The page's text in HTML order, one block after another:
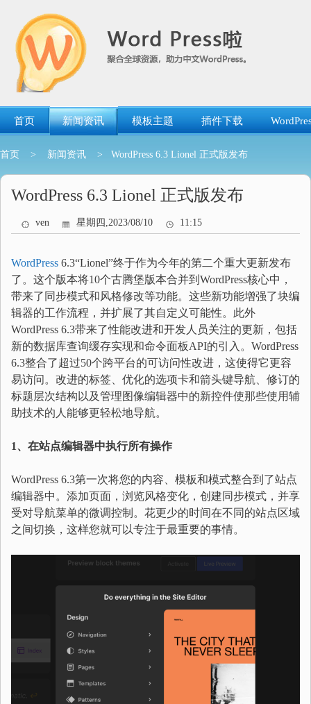
首页 新闻资讯 模板主题 插件下载
首页 > 新闻资讯 > WordPress 6.3 Lionel 正式版发布
WordPress 6.3 Lionel 正式版发布
ven 星期四,2023/08/10 11:15
WordPress 6.3“Lionel”终于作为今年的第二个重大更新发布
了。 这个版本将10个古腾堡版本合并到WordPress核心中，
带来了同步模式和风格修改等功能。这些新功能增强了块编
辑器的工作流程，并扩展了其自定义可能性。 此外
WordPress 6.3带来了性能改进和开发人员关注的更新，包括
新的数据库查询缓存实现和命令面板API的引入。WordPress
6.3整合了超过50个跨平台的可访问性改进，这使得它更容
易访问。改进的标签、优化的选项卡和箭头键导航、修订的
标题层次结构以及管理图像编辑器中的新控件使那些使用辅
助技术的人能够更轻松地导航。
1、在站点编辑器中执行所有操作
WordPress 6.3第一次将您的内容、模板和模式整合到了站点
编辑器中。添加页面，浏览风格变化，创建同步模式，并享
受对导航菜单的微调控制。花更少的时间在不同的站点区域
之间切换，这样您就可以专注于最重要的事情。